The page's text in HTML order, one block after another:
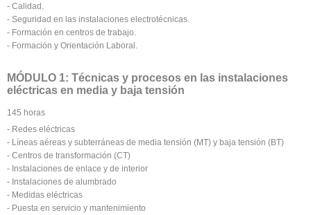
- Calidad.
- Seguridad en las instalaciones electrotécnicas.
- Formación en centros de trabajo.
- Formación y Orientación Laboral.
MÓDULO 1: Técnicas y procesos en las instalaciones
eléctricas en media y baja tensión
145 horas
- Redes eléctricas
- Líneas aéreas y subterráneas de media tensión (MT) y baja tensión (BT)
- Centros de transformación (CT)
- Instalaciones de enlace y de interior
- Instalaciones de alumbrado
- Medidas eléctricas
- Puesta en servicio y mantenimiento